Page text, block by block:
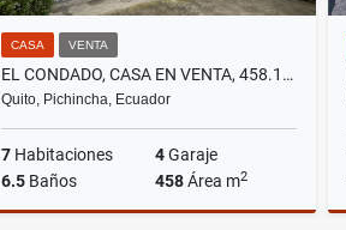
CASA VENTA
EL CONDADO, CASA EN VENTA, 458.18M2, 7 HABITACIONES
Quito, Pichincha, Ecuador
7 Habitaciones 4Garaje
6.5 Baños 458Área m2